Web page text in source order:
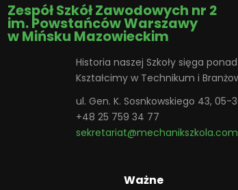
Zespół Szkół Zawodowych nr 2
im. Powstańców Warszawy
w Mińsku Mazowieckim
Historia naszej Szkoły sięga
Kształcimy w Technikum i
ul. Gen. K. Sosnkowskiego 43, 05-
+48 25 759 34 77
Ważne